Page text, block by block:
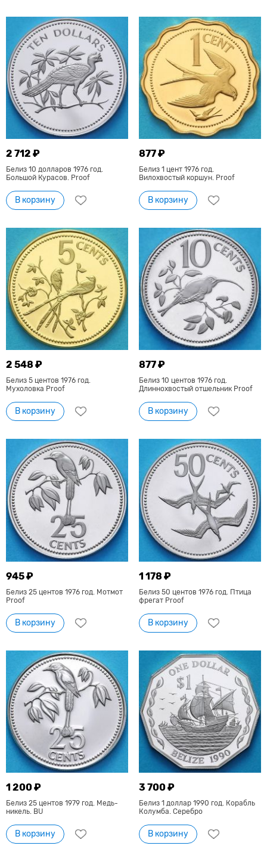
2 712 ₽
Белиз 10 долларов 1976 год.
Большой Курасов. Proof
В корзину
877 ₽
Белиз 1 цент 1976 год.
Вилохвостый коршун. Proof
В корзину
2 548 ₽
Белиз 5 центов 1976 год.
Мухоловка Proof
В корзину
877 ₽
Белиз 10 центов 1976 год.
Длиннохвостый отшельник Proof
В корзину
945 ₽
Белиз 25 центов 1976 год. Мотмот
Proof
В корзину
1 178 ₽
Белиз 50 центов 1976 год. Птица
фрегат Proof
В корзину
1 200 ₽
Белиз 25 центов 1979 год. Медь-
никель. BU
В корзину
3 700 ₽
Белиз 1 доллар 1990 год. Корабль
Колумба. Серебро
В корзину